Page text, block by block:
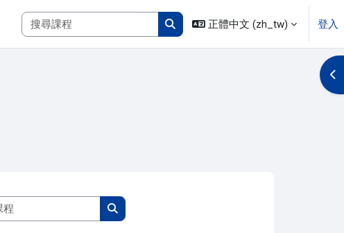
搜尋課程
搜尋課程
正體中文 ‎(zh_tw)‎ 登入
開
搜尋課程
搜尋課程